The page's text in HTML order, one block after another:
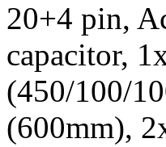
20+4 pin,
capacitor,
(450/100/
(600mm),